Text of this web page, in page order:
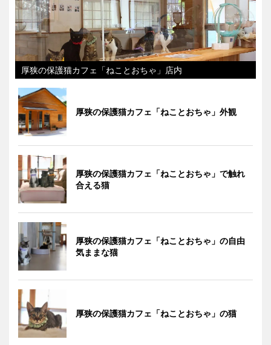
厚狭の保護猫カフェ「ねことおちゃ」店内
厚狭の保護猫カフェ「ねことおちゃ」外観
厚狭の保護猫カフェ「ねことおちゃ」で触れ
合える猫
厚狭の保護猫カフェ「ねことおちゃ」の自由
気ままな猫
厚狭の保護猫カフェ「ねことおちゃ」の猫